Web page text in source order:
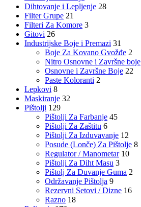
Dihtovanje i Lepljenje 28
Filter Grupe 21
Filteri Za Komore 3
Gitovi 26
Industrijske Boje i Premazi 31
Boje Za Kovano Gvožđe 2
Nitro Osnovne i Završne boje
Osnovne i Završne Boje 22
Paste Koloranti 2
Lepkovi 8
Maskiranje 32
Pištolji 129
Pištolji Za Farbanje 45
Pištolji Za Zaštitu 6
Pištolji Za Izduvavanje 12
Posude (Lonče) Za Pištolje 8
Regulator / Manometar 10
Pištolji Za Diht Masu 3
Pištolj Za Duvanje Guma 2
Održavanje Pištolja 9
Rezervni Setovi / Dizne 16
Razno 18